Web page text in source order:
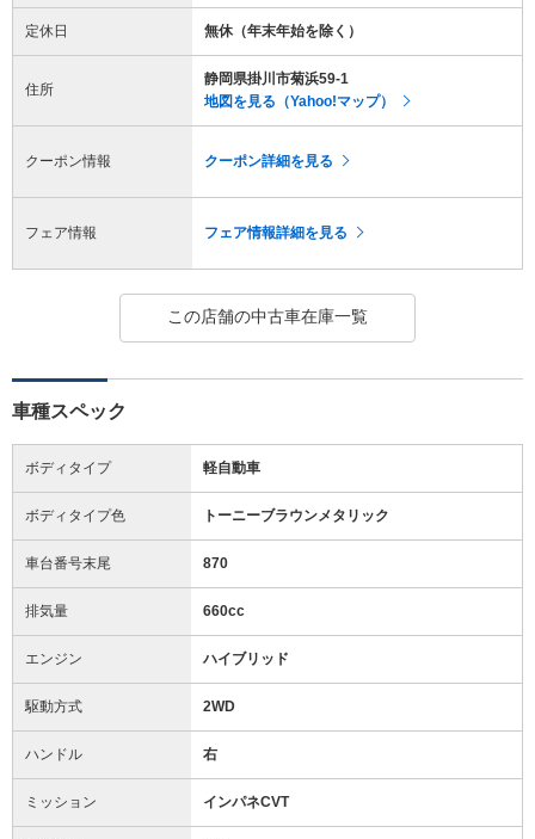
定休日 無休（年末年始を除く）
住所
静岡県掛川市菊浜59-1
地図を見る（Yahoo!マップ）
クーポン情報 クーポン詳細を見る
フェア情報 フェア情報詳細を見る
この店舗の中古車在庫一覧
車種スペック
ボディタイプ 軽自動車
ボディタイプ色 トーニーブラウンメタリック
車台番号末尾 870
排気量 660cc
エンジン ハイブリッド
駆動方式 2WD
ハンドル 右
ミッション インパネCVT